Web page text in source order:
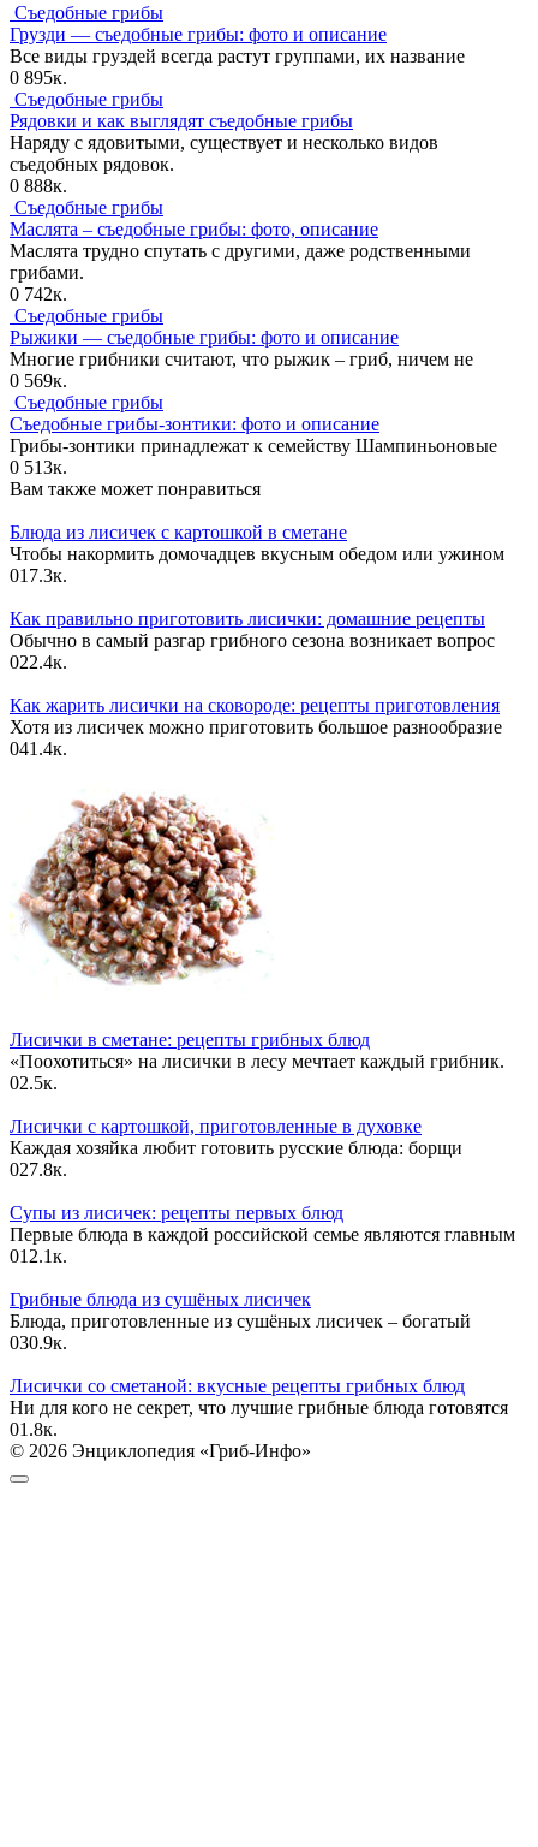
Съедобные грибы
Грузди — съедобные грибы: фото и описание
Все виды груздей всегда растут группами, их название
0 895к.
Съедобные грибы
Рядовки и как выглядят съедобные грибы
Наряду с ядовитыми, существует и несколько видов
съедобных рядовок.
0 888к.
Съедобные грибы
Маслята – съедобные грибы: фото, описание
Маслята трудно спутать с другими, даже родственными
грибами.
0 742к.
Съедобные грибы
Рыжики — съедобные грибы: фото и описание
Многие грибники считают, что рыжик – гриб, ничем не
0 569к.
Съедобные грибы
Съедобные грибы-зонтики: фото и описание
Грибы-зонтики принадлежат к семейству Шампиньоновые
0 513к.
Вам также может понравиться
Блюда из лисичек с картошкой в сметане
Чтобы накормить домочадцев вкусным обедом или ужином
017.3к.
Как правильно приготовить лисички: домашние рецепты
Обычно в самый разгар грибного сезона возникает вопрос
022.4к.
Как жарить лисички на сковороде: рецепты приготовления
Хотя из лисичек можно приготовить большое разнообразие
041.4к.
Лисички в сметане: рецепты грибных блюд
«Поохотиться» на лисички в лесу мечтает каждый грибник.
02.5к.
Лисички с картошкой, приготовленные в духовке
Каждая хозяйка любит готовить русские блюда: борщи
027.8к.
Супы из лисичек: рецепты первых блюд
Первые блюда в каждой российской семье являются главным
012.1к.
Грибные блюда из сушёных лисичек
Блюда, приготовленные из сушёных лисичек – богатый
030.9к.
Лисички со сметаной: вкусные рецепты грибных блюд
Ни для кого не секрет, что лучшие грибные блюда готовятся
01.8к.
© 2026 Энциклопедия «Гриб-Инфо»